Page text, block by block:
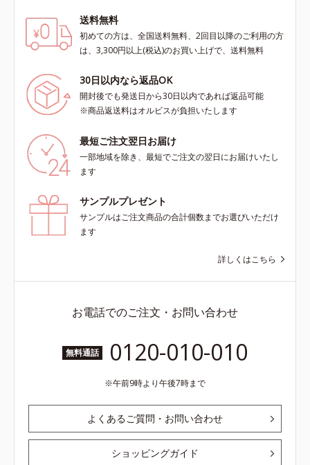
送料無料
初めての方は、全国送料無料、2回目以降のご利用の方
は、3,300円以上(税込)のお買い上げで、送料無料
30日以内なら返品OK
開封後でも発送日から30日以内であれば返品可能
※商品返送料はオルビスが負担いたします
最短ご注文翌日お届け
一部地域を除き、最短でご注文の翌日にお届けいたし
ます
サンプルプレゼント
サンプルはご注文商品の合計個数までお選びいただけ
ます
詳しくはこちら
お電話でのご注文・お問い合わせ
無料通話 0120-010-010
午前9時より午後7時まで
よくあるご質問・お問い合わせ
ショッピングガイド